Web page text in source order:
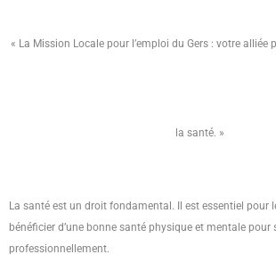
« La Mission Locale pour l’emploi du Gers : votre alliée
la santé. »
La santé est un droit fondamental. Il est essentiel pour
bénéficier d’une bonne santé physique et mentale pour
professionnellement.